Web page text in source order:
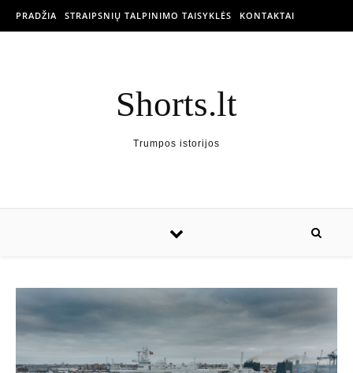
PRADŽIA STRAIPSNIŲ TALPINIMO TAISYKLĖS KONTAKTAI
Shorts.lt
Trumpos istorijos